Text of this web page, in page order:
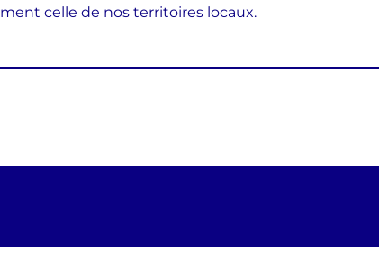
celle de nos territoires locaux.